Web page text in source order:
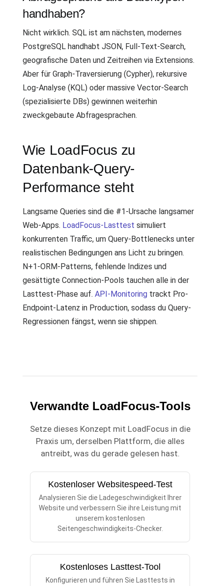
handhaben?
Nicht wirklich. SQL ist am nächsten, modernes
PostgreSQL handhabt JSON, Full-Text-Search,
geografische Daten und Zeitreihen via Extensions.
Aber für Graph-Traversierung (Cypher), rekursive
Log-Analyse (KQL) oder massive Vector-Search
(spezialisierte DBs) gewinnen weiterhin
zweckgebaute Abfragesprachen.
Wie LoadFocus zu
Datenbank-Query-
Performance steht
Langsame Queries sind die #1-Ursache langsamer
Web-Apps. LoadFocus-Lasttest simuliert
konkurrenten Traffic, um Query-Bottlenecks unter
realistischen Bedingungen ans Licht zu bringen.
N+1-ORM-Patterns, fehlende Indizes und
gesättigte Connection-Pools tauchen alle in der
Lasttest-Phase auf. API-Monitoring trackt Pro-
Endpoint-Latenz in Production, sodass du Query-
Regressionen fängst, wenn sie shippen.
Verwandte LoadFocus-Tools
Setze dieses Konzept mit LoadFocus in die
Praxis um, derselben Plattform, die alles
antreibt, was du gerade gelesen hast.
Kostenloser Websitespeed-Test
Analysieren Sie die Ladegeschwindigkeit Ihrer
Website und verbessern Sie ihre Leistung mit
unserem kostenlosen
Seitengeschwindigkeits-Checker.
Kostenloses Lasttest-Tool
Konfigurieren und führen Sie Lasttests in